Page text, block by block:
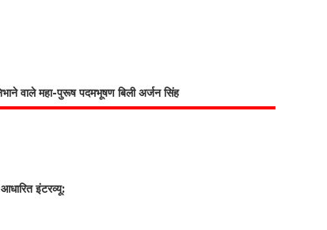
वाले महा-पुरूष पदमभूषण बिली अर्जन सिंह
इंटरव्यू: